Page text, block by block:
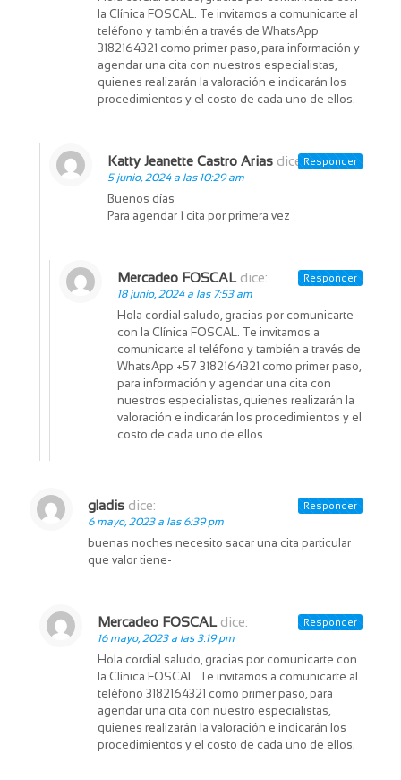
la Clínica FOSCAL. Te invitamos a comunicarte al
teléfono y también a través de WhatsApp
3182164321 como primer paso, para información y
agendar una cita con nuestros especialistas,
quienes realizarán la valoración e indicarán los
procedimientos y el costo de cada uno de ellos.
Katty Jeanette Castro Arias dice:
5 junio, 2024 a las 10:29 am
Buenos días
Para agendar 1 cita por primera vez
Responder
Mercadeo FOSCAL dice:
18 junio, 2024 a las 7:53 am
Hola cordial saludo, gracias por comunicarte
con la Clínica FOSCAL. Te invitamos a
comunicarte al teléfono y también a través de
WhatsApp +57 3182164321 como primer paso,
para información y agendar una cita con
nuestros especialistas, quienes realizarán la
valoración e indicarán los procedimientos y el
costo de cada uno de ellos.
Responder
gladis dice:
6 mayo, 2023 a las 6:39 pm
buenas noches necesito sacar una cita particular
que valor tiene-
Responder
Mercadeo FOSCAL dice:
16 mayo, 2023 a las 3:19 pm
Hola cordial saludo, gracias por comunicarte con
la Clínica FOSCAL. Te invitamos a comunicarte al
teléfono 3182164321 como primer paso, para
agendar una cita con nuestro especialistas,
quienes realizarán la valoración e indicarán los
procedimientos y el costo de cada uno de ellos.
Responder